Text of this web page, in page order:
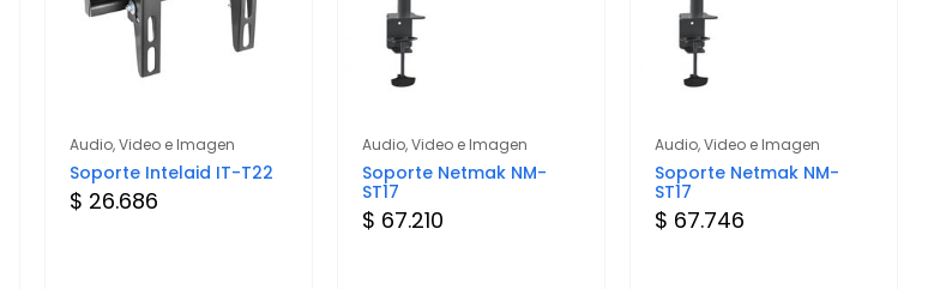
Audio, Video e Imagen
Soporte Intelaid IT-T22
$ 26.686
Audio, Video e Imagen
Soporte Netmak NM-
ST17
$ 67.210
Audio, Video e Imagen
Soporte Netmak NM-
ST17
$ 67.746